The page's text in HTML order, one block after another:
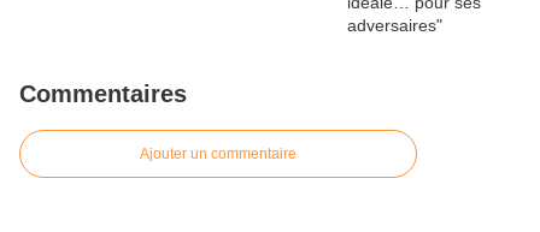
Commentaires
Ajouter un commentaire